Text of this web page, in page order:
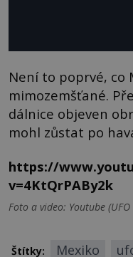
Není to poprvé, co
mimozemšťané.
dálnice objeven
mohl zůstat po
https://
v=4KtQrPABy2k
Foto a video: Youtube
Štítky: Mexiko